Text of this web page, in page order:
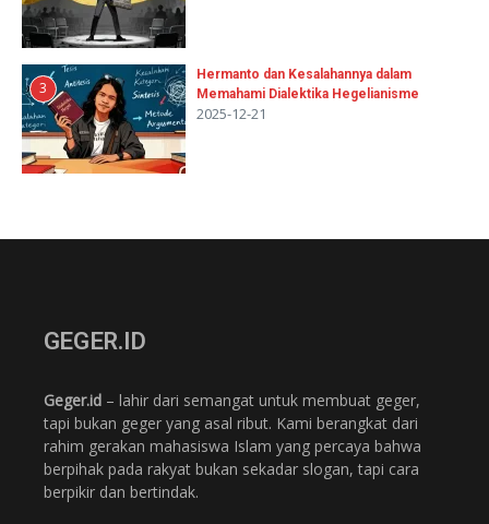
3
Hermanto dan Kesalahannya dalam
Memahami Dialektika Hegelianisme
2025-12-21
GEGER.ID
Geger.id – lahir dari semangat untuk membuat geger,
tapi bukan geger yang asal ribut. Kami berangkat dari
rahim gerakan mahasiswa Islam yang percaya bahwa
berpihak pada rakyat bukan sekadar slogan, tapi cara
berpikir dan bertindak.